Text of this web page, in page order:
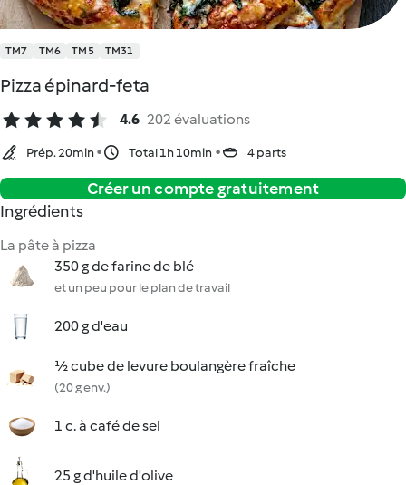
TM7 TM6 TM5 TM31
Pizza épinard-feta
4.6 202 évaluations
Prép. 20min Total 1h 10min 4 parts
Créer un compte gratuitement
Ingrédients
La pâte à pizza
350 g de farine de blé
et un peu pour le plan de travail
200 g d'eau
½ cube de levure boulangère fraîche
(20 g env.)
1 c. à café de sel
25 g d'huile d'olive